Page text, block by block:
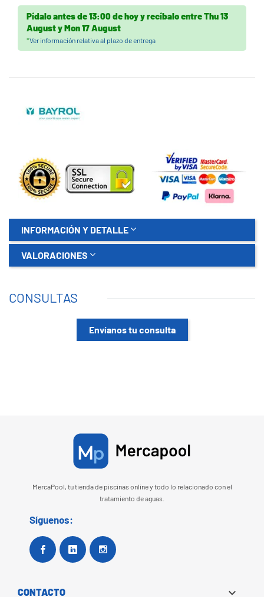
Pídalo antes de13:00 de hoyy recíbaloentreThu 13
AugustyMon 17 August
*Ver información relativa al plazo de entrega
INFORMACIÓN Y DETALLE
VALORACIONES
CONSULTAS
Envíanos tu consulta
MercaPool, tu tienda de piscinas online y todo lo relacionado con el
tratamiento de aguas.
Síguenos:
Facebook Google+
CONTACTO 